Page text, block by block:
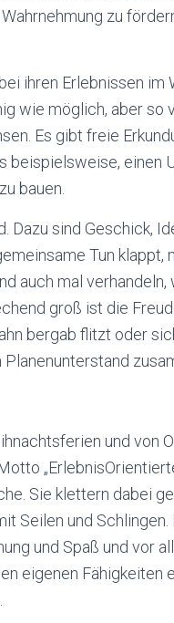
zu
ihren Erlebnissen im
wie möglich, aber so
Es gibt freie
einen
bauen.
Dazu sind Geschick,
Tun klappt,
auch mal verhandeln,
groß ist die
bergab flitzt oder
und von
Sie klettern dabei
Seilen und Schlingen.
und Spaß und vor
eigenen Fähigkeiten